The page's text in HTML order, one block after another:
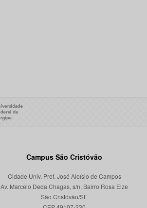
Campus São Cristóvão
Cidade Univ. Prof. José Aloísio de Campos
Av. Marcelo Deda Chagas, s/n, Bairro Rosa Elze
São Cristóvão/SE